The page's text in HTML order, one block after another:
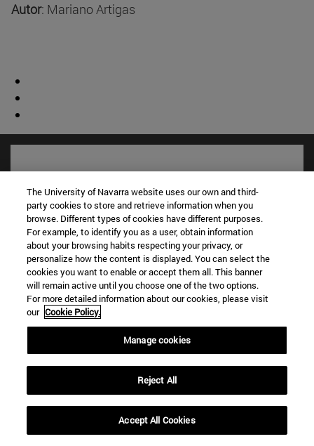
Autor: Mariano Artigas
Accesos directos
Biblioteca(abre en nueva ventana)
Mi correo(abre en nueva ventana)
(abre en nueva ventana)
Búsqueda de personas
Trabaja con nosotros(abre en nueva ventana)
Información
TFNO +34 948 42 56 00
The University of Navarra website uses our own and third-
party cookies to store and retrieve information when you
browse. Different types of cookies have different purposes.
For example, to identify you as a user, obtain information
about your browsing habits respecting your privacy, or
personalize how the content is displayed. You can select the
cookies you want to enable or accept them all. This banner
will remain active until you choose one of the two options.
For more detailed information about our cookies, please visit
our Cookie Policy.
Manage cookies
Reject All
Accept All Cookies